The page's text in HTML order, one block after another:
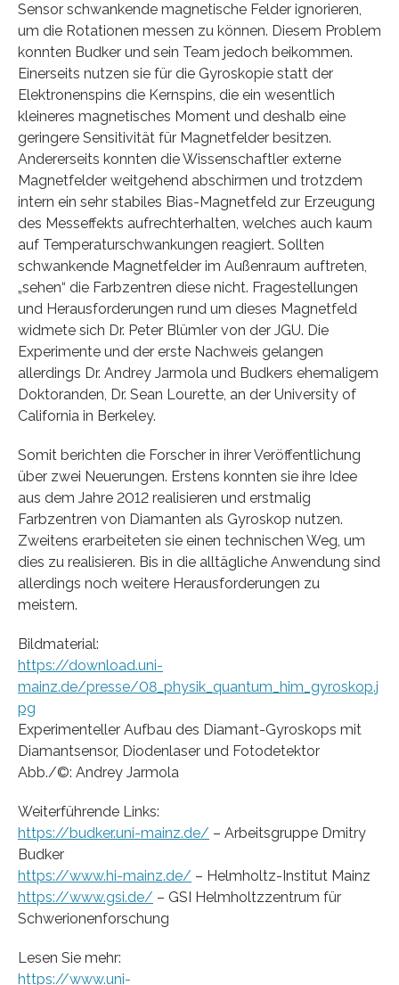
Sensor schwankende magnetische Felder ignorieren,
um die Rotationen messen zu können. Diesem Problem
konnten Budker und sein Team jedoch beikommen.
Einerseits nutzen sie für die Gyroskopie statt der
Elektronenspins die Kernspins, die ein wesentlich
kleineres magnetisches Moment und deshalb eine
geringere Sensitivität für Magnetfelder besitzen.
Andererseits konnten die Wissenschaftler externe
Magnetfelder weitgehend abschirmen und trotzdem
intern ein sehr stabiles Bias-Magnetfeld zur Erzeugung
des Messeffekts aufrechterhalten, welches auch kaum
auf Temperaturschwankungen reagiert. Sollten
schwankende Magnetfelder im Außenraum auftreten,
„sehen“ die Farbzentren diese nicht. Fragestellungen
und Herausforderungen rund um dieses Magnetfeld
widmete sich Dr. Peter Blümler von der JGU. Die
Experimente und der erste Nachweis gelangen
allerdings Dr. Andrey Jarmola und Budkers ehemaligem
Doktoranden, Dr. Sean Lourette, an der University of
California in Berkeley.
Somit berichten die Forscher in ihrer Veröffentlichung
über zwei Neuerungen. Erstens konnten sie ihre Idee
aus dem Jahre 2012 realisieren und erstmalig
Farbzentren von Diamanten als Gyroskop nutzen.
Zweitens erarbeiteten sie einen technischen Weg, um
dies zu realisieren. Bis in die alltägliche Anwendung sind
allerdings noch weitere Herausforderungen zu
meistern.
Bildmaterial:
https://download.uni-
mainz.de/presse/08_physik_quantum_him_gyroskop.j
pg
Experimenteller Aufbau des Diamant-Gyroskops mit
Diamantsensor, Diodenlaser und Fotodetektor
Abb./©: Andrey Jarmola
Weiterführende Links:
https://budker.uni-mainz.de/ – Arbeitsgruppe Dmitry
Budker
https://www.hi-mainz.de/ – Helmholtz-Institut Mainz
https://www.gsi.de/ – GSI Helmholtzzentrum für
Schwerionenforschung
Lesen Sie mehr:
https://www.uni-